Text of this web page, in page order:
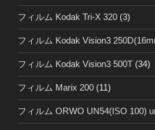
フィルム Kodak Tri-X 320 (3)
フィルム Kodak Vision3
フィルム Kodak Vision3 500T (34)
フィルム Marix 200 (11)
フィルム ORWO UN54(ISO 100)